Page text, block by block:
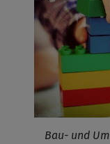
Bau- und